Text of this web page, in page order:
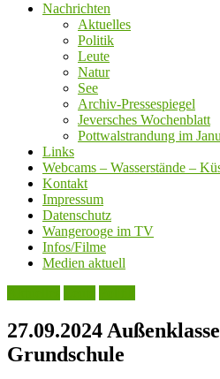
Nachrichten
Aktuelles
Politik
Leute
Natur
See
Archiv-Pressespiegel
Jeversches Wochenblatt
Pottwalstrandung im
Links
Webcams – Wasserstände –
Kontakt
Impressum
Datenschutz
Wangerooge im TV
Infos/Filme
Medien aktuell
27.09.2024
Grundschule